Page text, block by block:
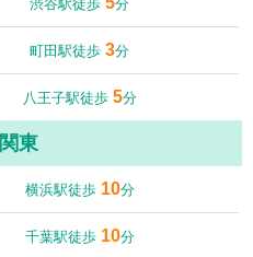
渋谷駅徒歩 分
町田駅徒歩3分
八王子駅徒歩 5分
関東
横浜駅徒歩 10分
千葉駅徒歩 10分